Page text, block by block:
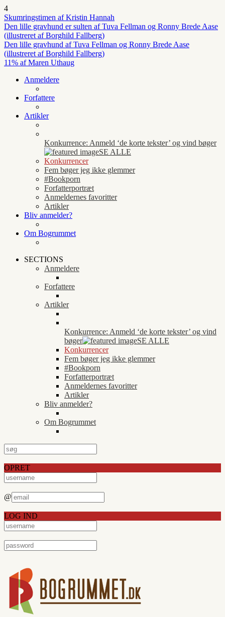
4
Skumringstimen af Kristin Hannah
Den lille gravhund er sulten af Tuva Fellman og Ronny Brede Aase
(illustreret af Borghild Fallberg)
Den lille gravhund af Tuva Fellman og Ronny Brede Aase
(illustreret af Borghild Fallberg)
11% af Maren Uthaug
Anmeldere
Forfattere
Artikler
Konkurrence: Anmeld ‘de korte tekster’ og vind bøger
SE ALLE
Konkurrencer
Fem bøger jeg ikke glemmer
#Bookporn
Forfatterportræt
Anmeldernes favoritter
Artikler
Bliv anmelder?
Om Bogrummet
SECTIONS
Anmeldere
Forfattere
Artikler
Konkurrence: Anmeld ‘de korte tekster’ og vind
bøger
SE ALLE
Konkurrencer
Fem bøger jeg ikke glemmer
#Bookporn
Forfatterportræt
Anmeldernes favoritter
Artikler
Bliv anmelder?
Om Bogrummet
OPRET
@
LOG IND